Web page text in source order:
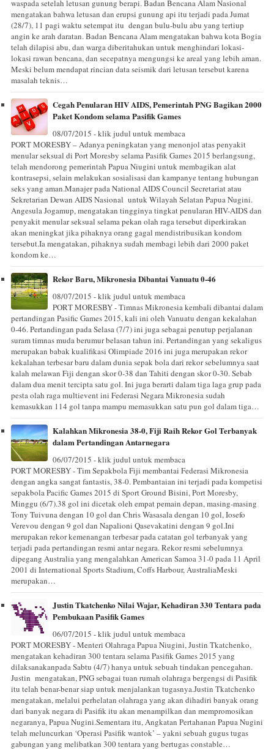
waspada setelah letusan gunung berapi. Badan Bencana Alam Nasional
mengatakan bahwa letusan dan erupsi gunung api itu terjadi pada Jumat
(28/7), 11 pagi waktu setempat itu dengan bulu-bulu abu yang tertiup
angin ke arah daratan. Badan Bencana Alam mengatakan bahwa kota Bogia
telah dilapisi abu, dan warga diberitahukan untuk menghindari lokasi-
lokasi rawan bencana, dan secepatnya mengungsi ke areal yang lebih aman.
Meski belum mendapat rincian data seismik dari letusan tersebut karena
masalah teknis…
Cegah Penularan HIV AIDS, Pemerintah PNG Bagikan 2000
Paket Kondom selama Pasifik Games
08/07/2015 - klik judul untuk membaca
PORT MORESBY – Adanya peningkatan yang menonjol atas penyakit
menular seksual di Port Moresby selama Pasifik Games 2015 berlangsung,
telah mendorong pemerintah Papua Niugini untuk membagikan alat
kontrasepsi, selain melakukan sosialisasi dan kampanye tentang hubungan
seks yang aman.Manajer pada National AIDS Council Secretariat atau
Sekretarian Dewan AIDS Nasional untuk Wilayah Selatan Papua Nugini.
Angesula Jogamup, mengatakan tingginya tingkat penularan HIV-AIDS dan
penyakit menular seksual selama pekan olah raga tersebut diperkirakan
akan meningkat jika pihaknya orang gagal mendistribusikan kondom
tersebut.Ia mengatakan, pihaknya sudah membagi lebih dari 2000 paket
kondom ke…
Rekor Baru, Mikronesia Dibantai Vanuatu 0-46
08/07/2015 - klik judul untuk membaca
PORT MORESBY - Timnas Mikronesia kembali dibantai dalam
pertandingan Pasific Games 2015, kali ini oleh Vanuatu dengan kekalahan
0-46. Pertandingan pada Selasa (7/7) ini juga sebagai penutup perjalanan
suram timnas muda berumur belasan tahun ini. Pertandingan yang sekaligus
merupakan babak kualifikasi Olimpiade 2016 ini juga merupakan rekor
kekalahan terbesar baru dalam dunia sepak bola dari rekor sebelumnya saat
kalah melawan Fiji dengan skor 0-38 dan Tahiti dengan skor 0-30. Sebab
dalam dua menit tercipta satu gol. Ini juga berarti dalam tiga laga grup pada
pesta olah raga multievent ini Federasi Negara Mikronesia sudah
kemasukkan 114 gol tanpa mampu memasukkan satu pun gol dalam tiga…
Kalahkan Mikronesia 38-0, Fiji Raih Rekor Gol Terbanyak
dalam Pertandingan Antarnegara
06/07/2015 - klik judul untuk membaca
PORT MORESBY - Tim Sepakbola Fiji membantai Federasi Mikronesia
dengan angka sangat fantastis, 38-0. Pembantaian ini terjadi pada kompetisi
sepakbola Pacific Games 2015 di Sport Ground Bisini, Port Moresby,
Minggu (6/7).38 gol ini dicetak oleh empat pemain depan, masing-masing
Tony Tuivuna dengan 10 gol dan Chris Wasasala dengan 10 gol, Iosefo
Verevou dengan 9 gol dan Napalioni Qasevakatini dengan 9 gol.Ini
merupakan rekor kemenangan terbesar pada catatan gol terbanyak yang
terjadi pada pertandingan resmi antar negara. Rekor resmi sebelumnya
dipegang Australia yang mengalahkan American Samoa 31-0 pada 11 April
2001 di International Sports Stadium, Coffs Harbour, AustraliaMeski
merupakan…
Justin Tkatchenko Nilai Wajar, Kehadiran 330 Tentara pada
Pembukaan Pasifik Games
06/07/2015 - klik judul untuk membaca
PORT MORESBY - Menteri Olahraga Papua Niugini, Justin Tkatchenko,
mengatakan kehadiran 300 tentara selama Pasifik Games 2015 yang
dilaksanakanpada Sabtu (4/7) hanya untuk sebuah tindakan pencegahan.
Justin mengatakan, PNG sebagai tuan rumah olahraga bergengsi di Pasifik
itu telah benar-benar siap untuk menjalankan tugasnya.Justin Tkatchenko
mengatakan, melalui perhelatan olahraga yang akan dihadiri banyak orang
dari banyak negara di Pasifik itu akan menampilkan dan mempromosikan
negaranya, Papua Nugini.Sementara itu, Angkatan Pertahanan Papua Nugini
telah meluncurkan ‘Operasi Pasifik wantok’ – yakni sebuah gugus tugas
gabungan yang melibatkan 300 tentara yang bertugas constable…